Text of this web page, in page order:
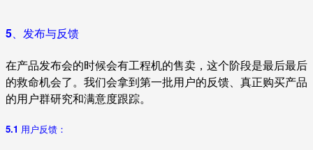
5、发布与反馈
在产品发布会的时候会有工程机的售卖，这个阶段是最后最后
的救命机会了。我们会拿到第一批用户的反馈、真正购买产品
的用户群研究和满意度跟踪。
5.1 用户反馈：